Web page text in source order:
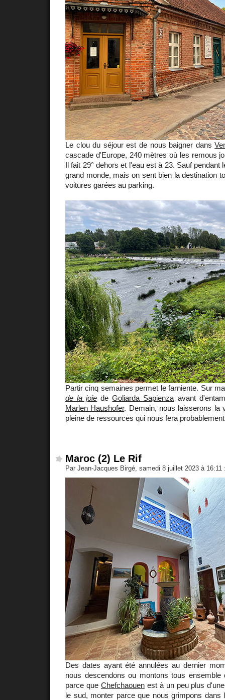
Le clou du séjour est de nous baigner dans
cascade d'Europe, 240 mètres où les remous
Il fait 29° dehors et l'eau est à 23. Sauf
grand monde, mais on sent bien la destination
voitures garées au parking.
Partir cinq semaines permet le farniente. Sur
de la joie deGoliarda Sapienzaavant
Marlen Haushofer. Demain, nous laisserons la
pleine de ressources qui nous fera
Maroc (2) Le Rif
Par Jean-Jacques Birgé, samedi 8 juillet 2023 à 16:11
Des dates ayant été annulées au dernier
nous descendons ou montons tous
parce que Chefchaouenest à un peu plus
le sud, monter parce que nous grimpons dans